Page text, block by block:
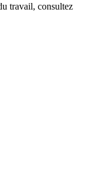
travail, consultez